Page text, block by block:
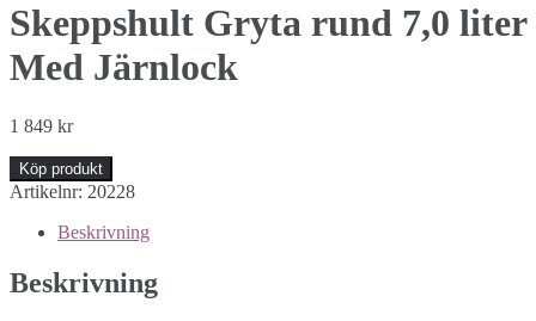
Skeppshult Gryta rund 7,0 liter
Med Järnlock
1 849 kr
Köp produkt
Artikelnr: 20228
Beskrivning
Beskrivning